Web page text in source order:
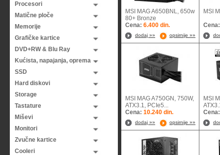
Procesori
Matične ploče
Memorije
Grafičke kartice
DVD+RW & Blu Ray
Kućista, napajanja, oprema
SSD
Hard diskovi
Storage
Tastature
Miševi
Monitori
Zvučne kartice
Cooleri
MSI MAG A650BNL, 650w
80+ Bronze
Cena: 6.400 din.
dodaj »» opsirnije »»
MSI
MSI MAG A750GN, 750W,
ATX3.1, PCIe5...
Cena: 10.240 din.
dodaj »» opsirnije »»
MSI